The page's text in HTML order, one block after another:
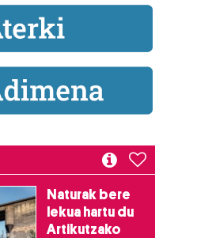
Naturak bere
lekua hartu du
Artikutzako